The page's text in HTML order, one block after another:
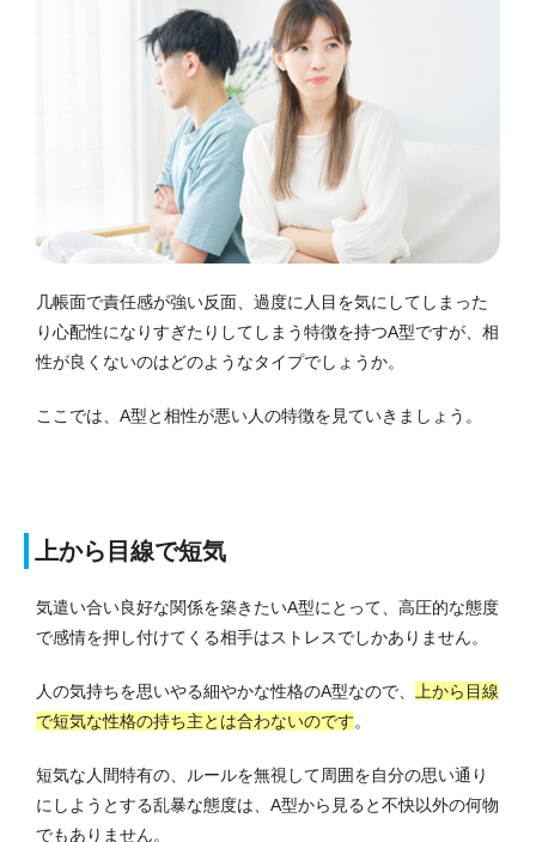
几帳面で責任感が強い反面、過度に人目を気にしてしまった
り心配性になりすぎたりしてしまう特徴を持つA型ですが、相
性が良くないのはどのようなタイプでしょうか。
ここでは、A型と相性が悪い人の特徴を見ていきましょう。
上から目線で短気
気遣い合い良好な関係を築きたいA型にとって、高圧的な態度
で感情を押し付けてくる相手はストレスでしかありません。
人の気持ちを思いやる細やかな性格のA型なので、
上から目線
で短気な性格の持ち主とは合わないのです。
短気な人間特有の、ルールを無視して周囲を自分の思い通り
にしようとする乱暴な態度は、A型から見ると不快以外の何物
でもありません。